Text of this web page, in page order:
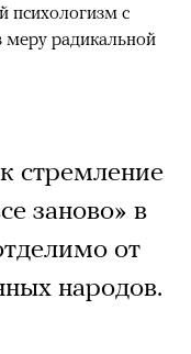
психологизм с
меру радикальной
стремление
заново» в
от
народов.